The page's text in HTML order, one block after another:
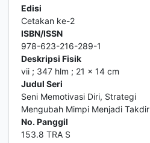
Edisi
Cetakan ke-2
ISBN/ISSN
978-623-216-289-1
Deskripsi Fisik
vii ; 347 hlm ; 21 x 14 cm
Judul Seri
Seni Memotivasi Diri, Strategi
Mengubah Mimpi Menjadi Takdir
No. Panggil
153.8 TRA S